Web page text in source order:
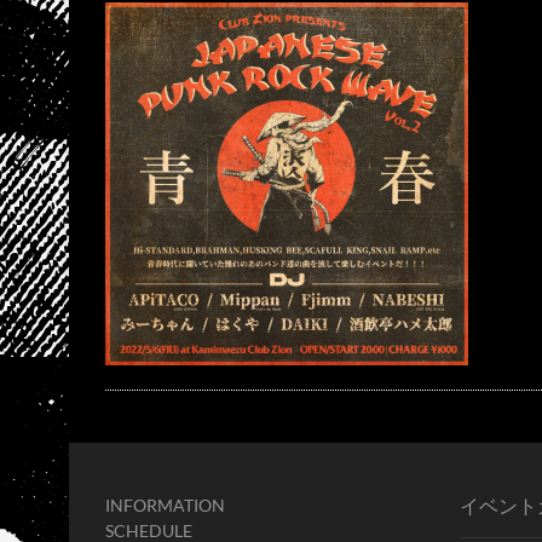
INFORMATION
SCHEDULE
イベン